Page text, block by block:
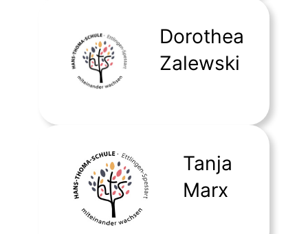
Dorothea
Zalewski
Tanja
Marx